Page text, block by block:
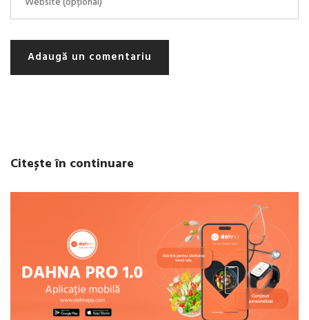
Adaugă un comentariu
Citește în continuare